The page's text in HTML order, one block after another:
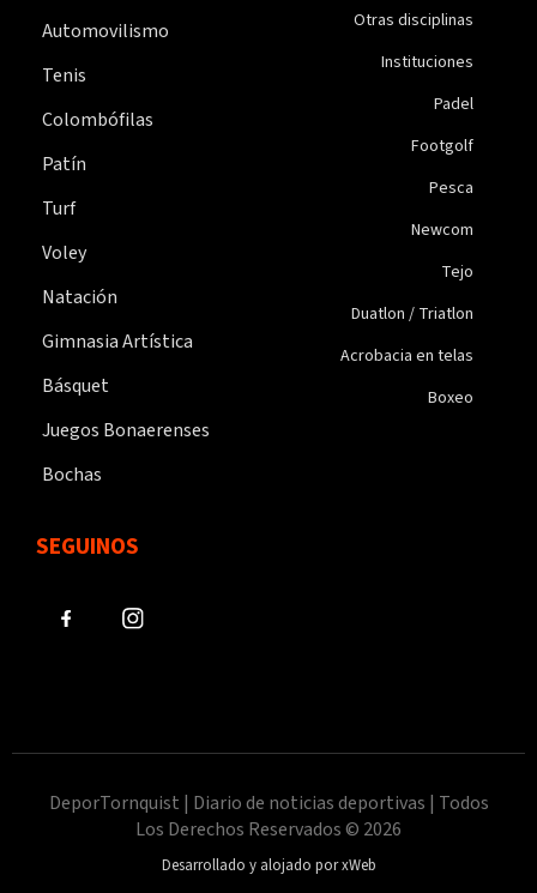
Automovilismo
Tenis
Colombófilas
Patín
Turf
Voley
Natación
Gimnasia Artística
Básquet
Juegos Bonaerenses
Bochas
Otras disciplinas
Instituciones
Padel
Footgolf
Pesca
Newcom
Tejo
Duatlon / Triatlon
Acrobacia en telas
Boxeo
SEGUINOS
DeporTornquist | Diario de noticias deportivas | Todos
Los Derechos Reservados © 2026
Desarrollado y alojado por xWeb